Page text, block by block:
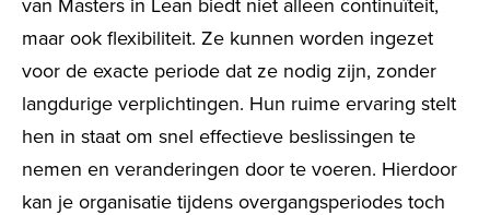
van Masters in Lean biedt niet alleen continuïteit,
maar ook flexibiliteit. Ze kunnen worden ingezet
voor de exacte periode dat ze nodig zijn, zonder
langdurige verplichtingen. Hun ruime ervaring stelt
hen in staat om snel effectieve beslissingen te
nemen en veranderingen door te voeren. Hierdoor
kan je organisatie tijdens overgangsperiodes toch